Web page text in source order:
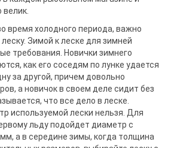
время холодного периода, важно
Зимой к леске для зимней
требования. Новички зимнего
как его соседям по лунке удается
за другой, причем довольно
а новичок в своем деле сидит без
что все дело в леске.
используемой лески нельзя. Для
льду подойдет диаметр с
а в середине зимы, когда толщина